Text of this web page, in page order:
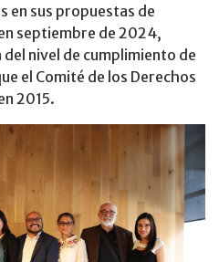
en sus propuestas de
septiembre de 2024,
nivel de cumplimiento de
el Comité de los Derechos
2015.